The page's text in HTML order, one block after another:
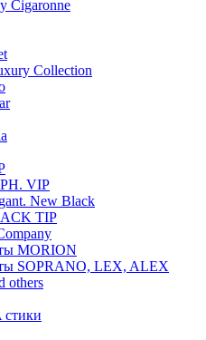
Cigaronne
Collection
VIP
New Black
TIP
MORION
SOPRANO, LEX, ALEX
others